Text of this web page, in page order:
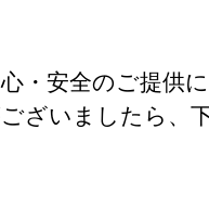
・安全のご提供
ざいましたら、